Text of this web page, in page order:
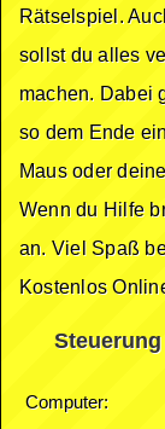
Rätselspiel.
sollst du alles
machen. Dabei
so dem Ende
Maus oder
Wenn du Hilfe
an. Viel Spaß
Kostenlos
Steuerung
Computer: